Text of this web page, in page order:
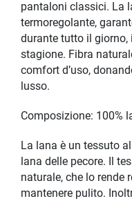
pantaloni classici. La
termoregolante,
durante tutto il giorno,
stagione. Fibra
comfort d’uso,
lusso.
Composizione: 100%
La lana è un tessuto
lana delle pecore. Il
naturale, che lo rende
mantenere pulito.